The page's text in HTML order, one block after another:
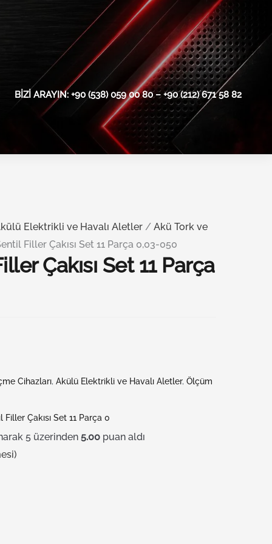
BIZI ARAYIN: +90 (538) 059 00 80 – +90 (212) 671 58 82
Elektrikli ve Havalı Aletler /Akü Tork ve
Filler Çakısı Set 11 Parça 0,03-050
Çakısı Set 11 Parça
Cihazları,Akülü Elektrikli ve Havalı Aletler,Ölçüm
Filler Çakısı Set 11 Parça 0
5 üzerinden 5.00 puan aldı